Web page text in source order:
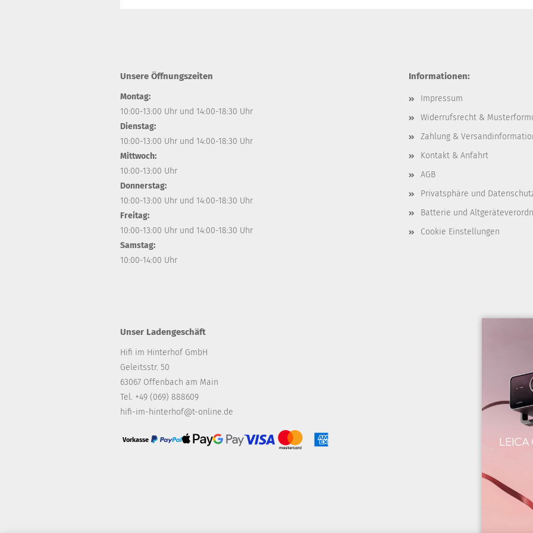
Unsere Öffnungszeiten
Montag:
10:00-13:00 Uhr und 14:00-18:30 Uhr
Dienstag:
10:00-13:00 Uhr und 14:00-18:30 Uhr
Mittwoch:
10:00-13:00 Uhr
Donnerstag:
10:00-13:00 Uhr und 14:00-18:30 Uhr
Freitag:
10:00-13:00 Uhr und 14:00-18:30 Uhr
Samstag:
10:00-14:00 Uhr
Informationen:
Impressum
Widerrufsrecht &
Zahlung &
Kontakt & Anfahrt
AGB
Privatsphäre und
Batterie und
Cookie Einstellungen
Unser Ladengeschäft
Hifi im Hinterhof GmbH
Geleitsstr. 50
63067 Offenbach am Main
Tel. +49 (069) 888609
hifi-im-hinterhof@t-online.de
Vorkasse